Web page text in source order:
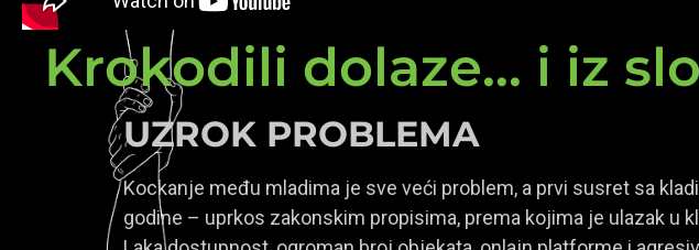
Krokodili dolaze... i iz
UZROK PROBLEMA
Kockanje među mladima je sve veći problem, a prvi susret sa
godine – uprkos zakonskim propisima, prema kojima je ulazak u